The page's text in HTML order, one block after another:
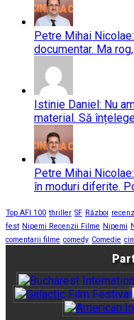
Petre Mihai
documentar. Ma
Istinie Daniel: Nu
material. Să
Petre Mihai
în moduri diferite.
Top AFI 100 thriller SF Război
fest Nipemi Recenzii Filme Nipemi
comentarii filme comedy Comedie